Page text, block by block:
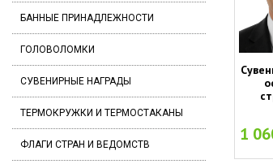
БАННЫЕ ПРИНАДЛЕЖНОСТИ
ГОЛОВОЛОМКИ
СУВЕНИРНЫЕ НАГРАДЫ
ТЕРМОКРУЖКИ И ТЕРМОСТАКАНЫ
ФЛАГИ СТРАН И ВЕДОМСТВ
1